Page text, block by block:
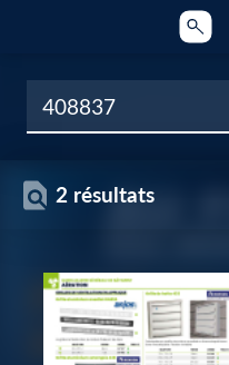
2 résultats